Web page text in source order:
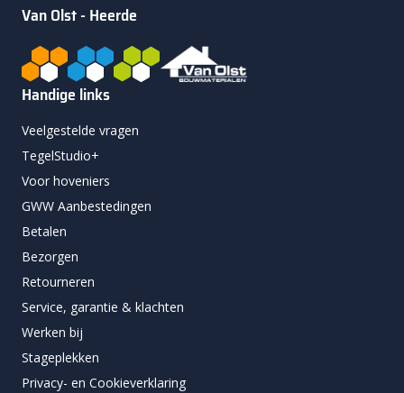
Van Olst - Heerde
Handige links
Veelgestelde vragen
TegelStudio+
Voor hoveniers
GWW Aanbestedingen
Betalen
Bezorgen
Retourneren
Service, garantie & klachten
Werken bij
Stageplekken
Privacy- en Cookieverklaring